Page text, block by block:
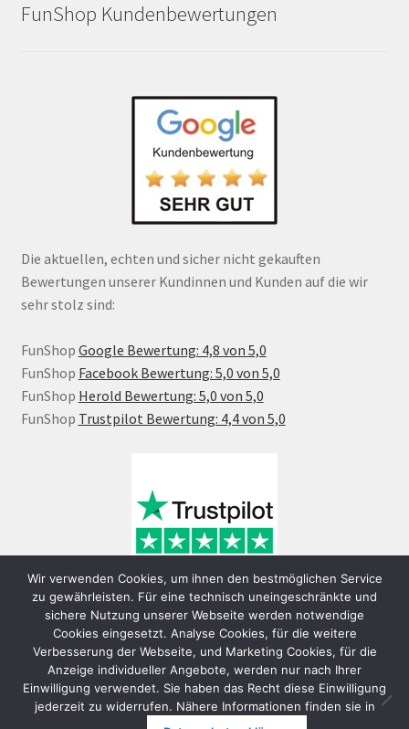
FunShop Kundenbewertungen
Die aktuellen, echten und sicher nicht gekauften
Bewertungen unserer Kundinnen und Kunden auf die wir
sehr stolz sind:
FunShop Google Bewertung: 4,8 von 5,0
FunShop Facebook Bewertung: 5,0 von 5,0
FunShop Herold Bewertung: 5,0 von 5,0
FunShop Trustpilot Bewertung: 4,4 von 5,0
© FunShop Wien - Hochqualitative Elektromobilität 2026
Wir verwenden Cookies, um ihnen den bestmöglichen Service
zu gewährleisten. Für eine technisch uneingeschränkte und
sichere Nutzung unserer Webseite werden notwendige
Cookies eingesetzt. Analyse Cookies, für die weitere
Verbesserung der Webseite, und Marketing Cookies, für die
Anzeige individueller Angebote, werden nur nach Ihrer
Einwilligung verwendet. Sie haben das Recht diese Einwilligung
jederzeit zu widerrufen. Nähere Informationen finden sie in